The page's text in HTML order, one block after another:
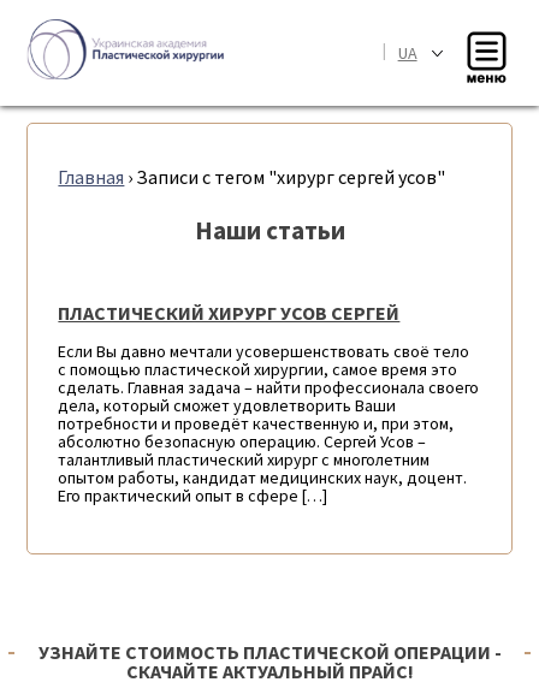
| UA
Главная › Записи с тегом "хирург сергей усов"
Наши статьи
ПЛАСТИЧЕСКИЙ ХИРУРГ УСОВ СЕРГЕЙ
Если Вы давно мечтали усовершенствовать своё тело
с помощью пластической хирургии, самое время это
сделать. Главная задача – найти профессионала своего
дела, который сможет удовлетворить Ваши
потребности и проведёт качественную и, при этом,
абсолютно безопасную операцию. Сергей Усов –
талантливый пластический хирург с многолетним
опытом работы, кандидат медицинских наук, доцент.
Его практический опыт в сфере […]
УЗНАЙТЕ СТОИМОСТЬ ПЛАСТИЧЕСКОЙ ОПЕРАЦИИ -
СКАЧАЙТЕ АКТУАЛЬНЫЙ ПРАЙС!